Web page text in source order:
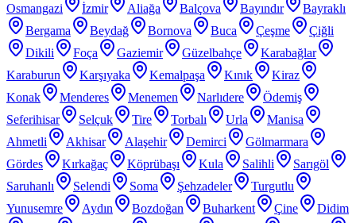
Osmangazi
İzmir Aliağa Balçova Bayındır
Bayraklı
Bergama
Beydağ Bornova Buca Çeşme
Çiğli
Dikili
Foça Gaziemir Güzelbahçe
Karabağlar
Karaburun
Karşıyaka Kemalpaşa Kınık
Kiraz
Konak
Menderes Menemen Narlıdere
Ödemiş
Seferihisar
Selçuk Tire Torbalı Urla
Manisa
Ahmetli
Akhisar Alaşehir Demirci
Gölmarmara
Gördes
Kırkağaç Köprübaşı Kula Salihli
Sarıgöl
Saruhanlı
Selendi Soma Şehzadeler
Turgutlu
Yunusemre
Aydın Bozdoğan Buharkent Çine
Didim